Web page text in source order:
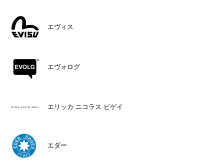
エヴィス
エヴォログ
エリッカ ニコラス ビゲイ
エダー